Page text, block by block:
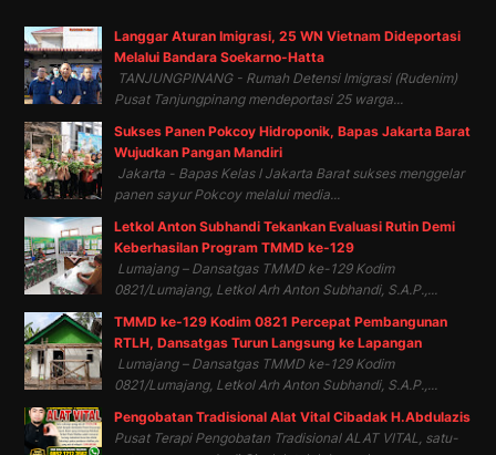
Langgar Aturan Imigrasi, 25 WN Vietnam Dideportasi
Melalui Bandara Soekarno-Hatta
TANJUNGPINANG - Rumah Detensi Imigrasi (Rudenim)
Pusat Tanjungpinang mendeportasi 25 warga...
Sukses Panen Pokcoy Hidroponik, Bapas Jakarta Barat
Wujudkan Pangan Mandiri
Jakarta - Bapas Kelas I Jakarta Barat sukses menggelar
panen sayur Pokcoy melalui media...
Letkol Anton Subhandi Tekankan Evaluasi Rutin Demi
Keberhasilan Program TMMD ke-129
Lumajang – Dansatgas TMMD ke-129 Kodim
0821/Lumajang, Letkol Arh Anton Subhandi, S.A.P.,...
TMMD ke-129 Kodim 0821 Percepat Pembangunan
RTLH, Dansatgas Turun Langsung ke Lapangan
Lumajang – Dansatgas TMMD ke-129 Kodim
0821/Lumajang, Letkol Arh Anton Subhandi, S.A.P.,...
Pengobatan Tradisional Alat Vital Cibadak H.Abdulazis
Pusat Terapi Pengobatan Tradisional ALAT VITAL, satu-